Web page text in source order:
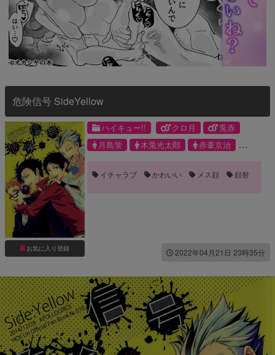
危険信号 SideYellow
お気に入り登録
ハイキュー!! クロ月
兎赤
月島蛍
木兎光太郎
赤葦京治
イチャラブ かわいい メス顔 顔射
2022年04月21日 23時35分